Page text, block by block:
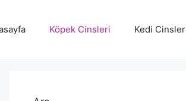
Köpek Cinsleri Kedi